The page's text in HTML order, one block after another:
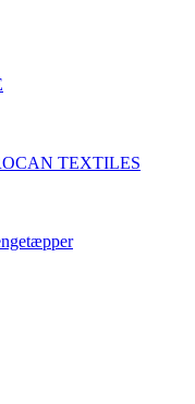
TEXTILES